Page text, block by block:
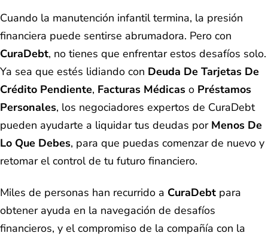
Cuando la manutención infantil termina, la presión
financiera puede sentirse abrumadora. Pero con
CuraDebt, no tienes que enfrentar estos desafíos solo.
Ya sea que estés lidiando con Deuda De Tarjetas De
Crédito Pendiente, Facturas Médicas o Préstamos
Personales, los negociadores expertos de CuraDebt
pueden ayudarte a liquidar tus deudas por Menos De
Lo Que Debes, para que puedas comenzar de nuevo y
retomar el control de tu futuro financiero.
Miles de personas han recurrido a CuraDebt para
obtener ayuda en la navegación de desafíos
financieros, y el compromiso de la compañía con la